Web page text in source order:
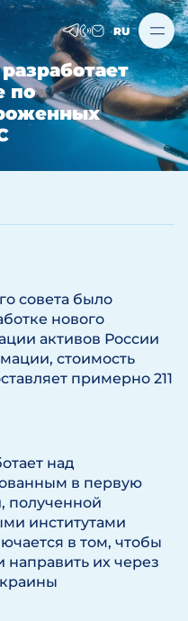
RU
по
совета было
нового
активов России
стоимость
примерно 211
над
в первую
полученной
институтами
в том, чтобы
направить их через